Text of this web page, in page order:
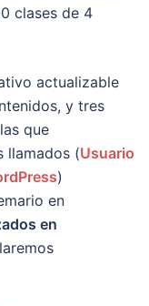
clases de 4
actualizable
y tres
que
llamados (Usuario
)
en
en